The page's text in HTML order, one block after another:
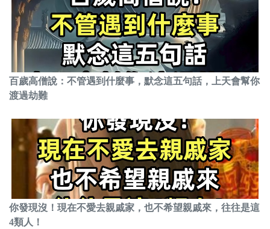
百歲高僧說：不管遇到什麼事，默念這五句話，上天會幫你
渡過劫難
你發現沒！現在不愛去親戚家，也不希望親戚來，往往是這
4類人！